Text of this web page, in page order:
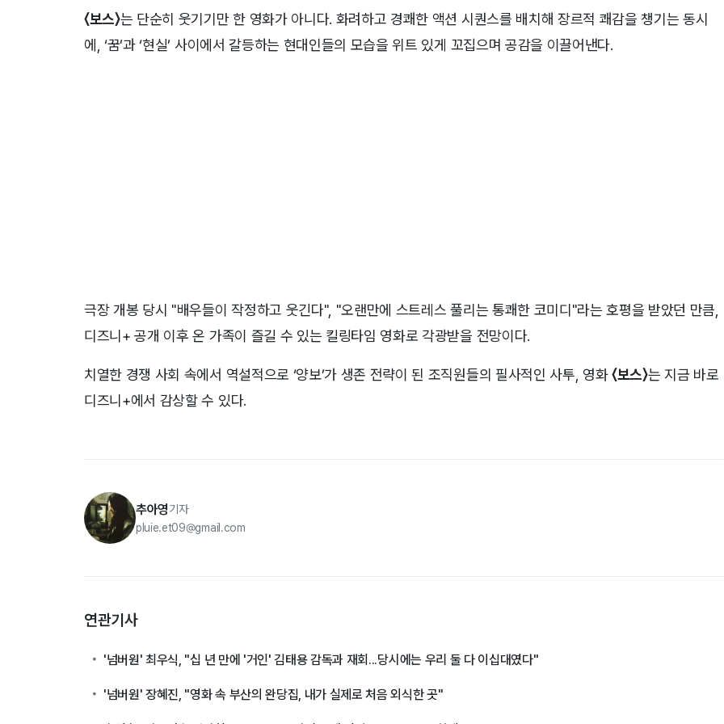
〈보스〉는 단순히 웃기기만 한 영화가 아니다. 화려하고 경쾌한 액션 시퀀스를 배치해 장르적 쾌감을 챙기는 동시
에, ‘꿈’과 ‘현실’ 사이에서 갈등하는 현대인들의 모습을 위트 있게 꼬집으며 공감을 이끌어낸다.
극장 개봉 당시 "배우들이 작정하고 웃긴다", "오랜만에 스트레스 풀리는 통쾌한 코미디"라는 호평을 받았던 만큼,
디즈니+ 공개 이후 온 가족이 즐길 수 있는 킬링타임 영화로 각광받을 전망이다.
치열한 경쟁 사회 속에서 역설적으로 ‘양보’가 생존 전략이 된 조직원들의 필사적인 사투, 영화〈보스〉는 지금 바로
디즈니+에서 감상할 수 있다.
추아영기자
pluie.et09@gmail.com
연관기사
'넘버원' 최우식, "십 년 만에 '거인' 김태용 감독과 재회...당시에는 우리 둘 다 이십대였다"
'넘버원' 장혜진, "영화 속 부산의 완당집, 내가 실제로 처음 외식한 곳"